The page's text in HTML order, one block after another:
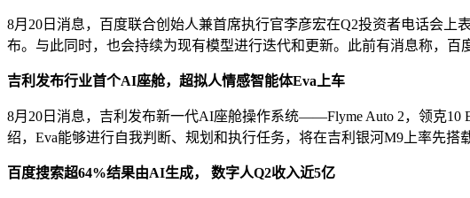
8月20日消息，百度联合创始人兼首席执行官李彦宏在Q2投资者电话会
布。与此同时，也会持续为现有模型进行迭代和更新。此前有消息称，百
吉利发布行业首个AI座舱，超拟人情感智能体Eva上车
8月20日消息，吉利发布新一代AI座舱操作系统——Flyme Auto 2，领克
绍，Eva能够进行自我判断、规划和执行任务，将在吉利银河M9上率先
百度搜索超64%结果由AI生成， 数字人Q2收入近5亿